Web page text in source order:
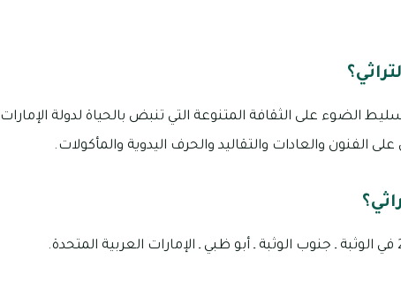
الضوء على الثقافة المتنوعة التي تنبض بالحياة لدولة الإمارات
الفنون والعادات والتقاليد والحرف اليدوية والمأكولات.